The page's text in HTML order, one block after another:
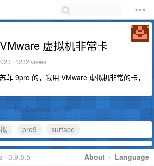
虚拟机非常卡
· 1232 views
菲 9pro 的，我用 VMware 虚拟机非常的卡，
No Comments Yet
pro9 surface
About · Language
· 3.9.8.5